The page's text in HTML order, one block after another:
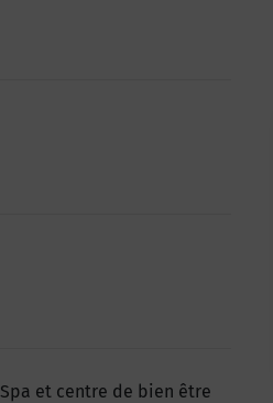
Spa et centre de bien être